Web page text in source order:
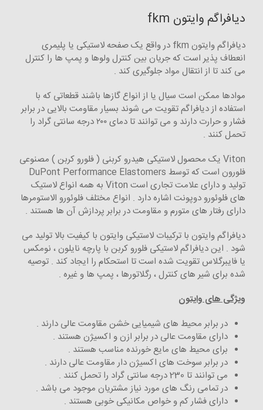
دیافراگم وایتون fkm
دیافراگم وایتون fkm در واقع یک صفحه لاستیکی یا پلیمری
انعطاف پذیر است که جریان بین کنترل ولوها و پمپ ها را کنترل
می کند تا از انتقال مواد جلوگیری کند .
موادها ممکن است سیال یا از انواع گازها باشند قطعاتی که با
استفاده از دیافراگم تقویت می شوند بسیار مقاومت بالایی در برابر
فشار و حرارت دارند و می توانند تا دمای ۲۰۰ درجه سانتی گراد را
تحمل کنند .
Viton یک محصول لاستیکی هیدرو کربنی ( فلورو کربن ) مصنوعی
فلورون است که توسط DuPont Performance Elastomers
تولید و دارای علامت تجاری است Viton به همه انواع لاستیک
های فلوئورو دوپونت اشاره دارد . انواع مختلف فلوئورو الاستومرها
دارای رفتار های متورم و مقاومت در برابر پردازش آن ها هستند .
دیافراگم وایتون با ترکیبات لاستیکی وایتون با کیفیت بالا تولید می
شود . این دیافراگم لاستیکی فلورو کربن با پارچه نایلون ، نومکس
یا فایبرگلاس تقویت شده است تا استحکام را ایجاد کند . توصیه
شده برای شیر های کنترل ، رگلاتورها ، پمپ ها و غیره .
ویژگی های وایتون
در برابر محیط های شیمیایی خشن مقاومت عالی دارند .
دارای مقاومت عالی در برابر ازن و اکسیژن هستند .
برای محیط های مایع خورنده مناسب هستند .
در برابر سوخت های اکسیژن دار مقاومت عالی دارند .
می توانند تا 230 درجه سانتی گراد را تحمل کنند .
در تمامی رنگ های مورد نیاز مشتریان موجود می باشد .
دارای فشار کم و خواص مکانیکی خوبی هستند .